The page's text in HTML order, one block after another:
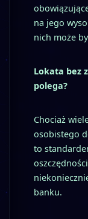
na jego
nich może
Lokata bez
polega?
Chociaż
osobistego
to
banku.